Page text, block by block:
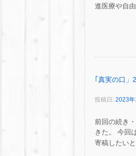
進医療や自
｢真実の口」
投稿日: 2023年
前回の続き
きた。 今回
寄稿したい